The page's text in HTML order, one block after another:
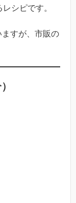
シピです。
すが、市販の